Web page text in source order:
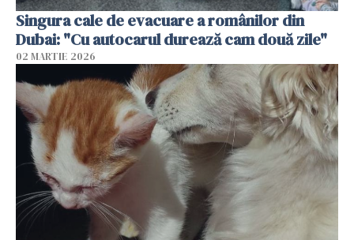
Singura cale de evacuare a românilor din
Dubai: "Cu autocarul durează cam două zile"
02 MARTIE 2026